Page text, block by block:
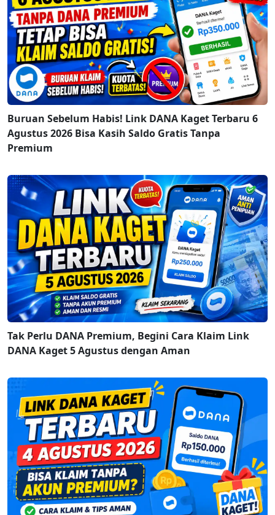
Buruan Sebelum Habis! Link DANA Kaget Terbaru 6
Agustus 2026 Bisa Kasih Saldo Gratis Tanpa
Premium
Tak Perlu DANA Premium, Begini Cara Klaim Link
DANA Kaget 5 Agustus dengan Aman